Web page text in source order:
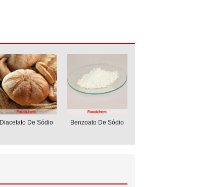
Diacetato De Sódio Benzoato De Sódio